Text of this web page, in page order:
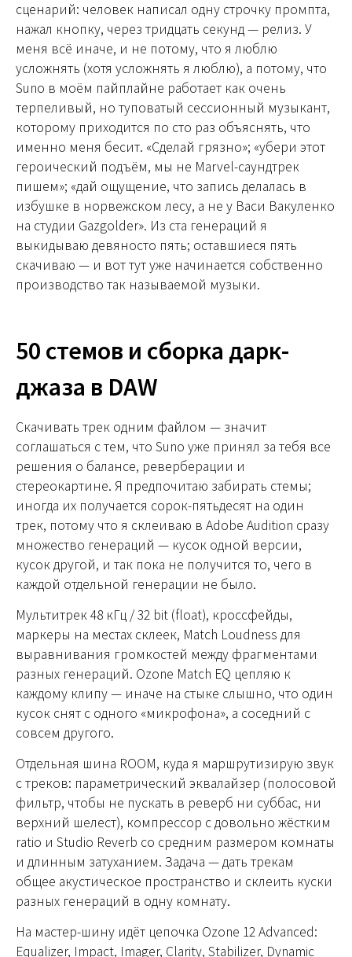
сценарий: человек написал одну строчку промпта,
нажал кнопку, через тридцать секунд — релиз. У
меня всё иначе, и не потому, что я люблю
усложнять (хотя усложнять я люблю), а потому, что
Suno в моём пайплайне работает как очень
терпеливый, но туповатый сессионный музыкант,
которому приходится по сто раз объяснять, что
именно меня бесит. «Сделай грязно»; «убери этот
героический подъём, мы не Marvel-саундтрек
пишем»; «дай ощущение, что запись делалась в
избушке в норвежском лесу, а не у Васи Вакуленко
на студии Gazgolder». Из ста генераций я
выкидываю девяносто пять; оставшиеся пять
скачиваю — и вот тут уже начинается собственно
производство так называемой музыки.
50 стемов и сборка дарк-
джаза в DAW
Скачивать трек одним файлом — значит
соглашаться с тем, что Suno уже принял за тебя все
решения о балансе, реверберации и
стереокартине. Я предпочитаю забирать стемы;
иногда их получается сорок-пятьдесят на один
трек, потому что я склеиваю в Adobe Audition сразу
множество генераций — кусок одной версии,
кусок другой, и так пока не получится то, чего в
каждой отдельной генерации не было.
Мультитрек 48 кГц / 32 bit (float), кроссфейды,
маркеры на местах склеек, Match Loudness для
выравнивания громкостей между фрагментами
разных генераций. Ozone Match EQ цепляю к
каждому клипу — иначе на стыке слышно, что один
кусок снят с одного «микрофона», а соседний с
совсем другого.
Отдельная шина ROOM, куда я маршрутизирую звук
с треков: параметрический эквалайзер (полосовой
фильтр, чтобы не пускать в реверб ни суббас, ни
верхний шелест), компрессор с довольно жёстким
ratio и Studio Reverb со средним размером комнаты
и длинным затуханием. Задача — дать трекам
общее акустическое пространство и склеить куски
разных генераций в одну комнату.
На мастер-шину идёт цепочка Ozone 12 Advanced:
Equalizer, Impact, Imager, Clarity, Stabilizer, Dynamic